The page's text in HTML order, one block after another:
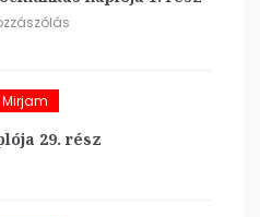
Mirjam
29. rész